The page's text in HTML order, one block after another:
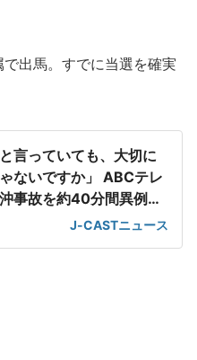
出馬。すでに当選を確実
言っていても、大切に
ないですか」 ABCテレ
事故を約40分間異例の
J-CASTニュース